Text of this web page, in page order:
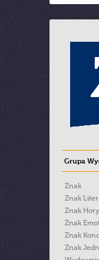
Grupa
Znak
Znak
Znak
Znak
Znak
Znak